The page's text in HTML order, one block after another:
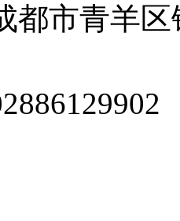
都市青羊